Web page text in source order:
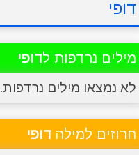
דופי
מילים נרדפות לדופי
לא נמצאו מילים נרדפות.
חרוזים למילה דופי